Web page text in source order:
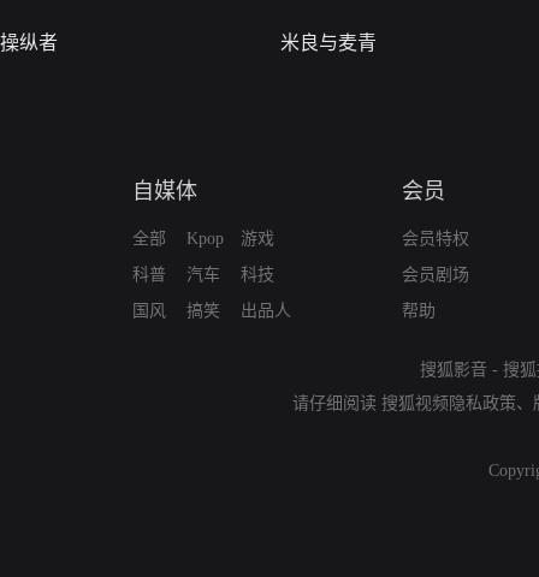
操纵者 米良与麦青
自媒体
全部
科普
国风
Kpop
汽车
搞笑
游戏
科技
出品人
会员
会员特权
会员剧场
帮助
搜狐影音 - 搜
请仔细阅读 搜狐视频隐私政策、